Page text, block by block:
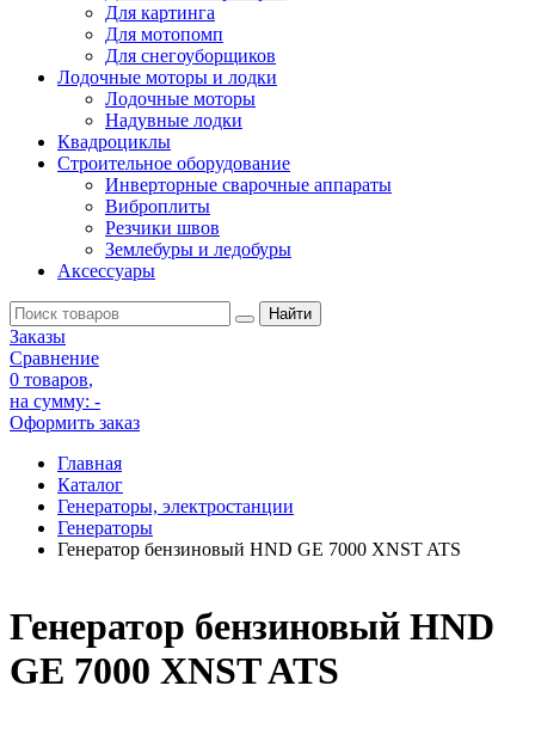
Для картинга
Для мотопомп
Для снегоуборщиков
Лодочные моторы и лодки
Лодочные моторы
Надувные лодки
Квадроциклы
Строительное оборудование
Инверторные сварочные аппараты
Виброплиты
Резчики швов
Землебуры и ледобуры
Аксессуары
Заказы
Сравнение
0 товаров,
на сумму: -
Оформить заказ
Главная
Каталог
Генераторы, электростанции
Генераторы
Генератор бензиновый HND GE 7000 XNST ATS
Генератор бензиновый HND
GE 7000 XNST ATS